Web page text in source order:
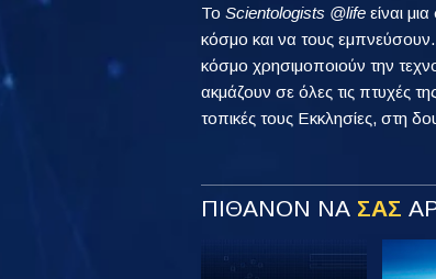
Το Scientologists @life είναι
κόσμο και να τους
κόσμο χρησιμοποιούν την
ακμάζουν σε όλες τις πτυχές
τοπικές τους Εκκλησίες, στη
ΠΙΘΑΝΟΝ ΝΑ ΣΑΣ